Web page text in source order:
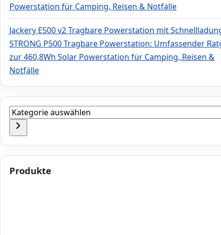
Powerstation für Camping, Reisen & Notfälle
Jackery E500 v2 Tragbare Powerstation mit
STRONG P500 Tragbare Powerstation: Umfassender
zur 460,8Wh Solar Powerstation für Camping, Reisen &
Notfälle
Kategorie
auswählen
Produkte